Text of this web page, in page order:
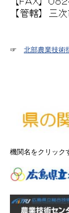
☞ 北部農業技術
機関名をクリック